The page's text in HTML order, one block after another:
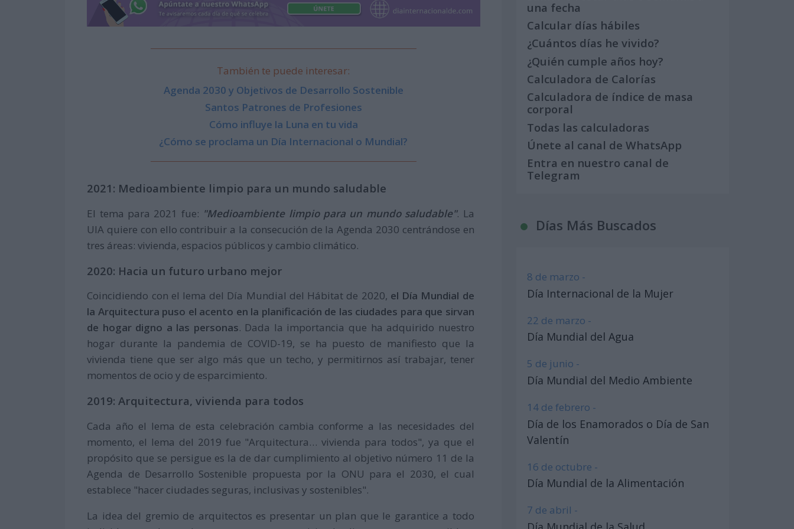
También te puede interesar:
Agenda 2030 y Objetivos de Desarrollo Sostenible
Santos Patrones de Profesiones
Cómo influye la Luna en tu vida
¿Cómo se proclama un Día Internacional o Mundial?
2021: Medioambiente limpio para un mundo saludable
El tema para 2021 fue: "Medioambiente limpio para un mundo saludable". La
UIA quiere con ello contribuir a la consecución de la Agenda 2030 centrándose en
tres áreas: vivienda, espacios públicos y cambio climático.
2020: Hacia un futuro urbano mejor
Coincidiendo con el lema del Día Mundial del Hábitat de 2020, el Día Mundial de
la Arquitectura puso el acento en la planificación de las ciudades para que sirvan
de hogar digno a las personas. Dada la importancia que ha adquirido nuestro
hogar durante la pandemia de COVID-19, se ha puesto de manifiesto que la
vivienda tiene que ser algo más que un techo, y permitirnos así trabajar, tener
momentos de ocio y de esparcimiento.
2019: Arquitectura, vivienda para todos
Cada año el lema de esta celebración cambia conforme a las necesidades del
momento, el lema del 2019 fue "Arquitectura… vivienda para todos", ya que el
propósito que se persigue es la de dar cumplimiento al objetivo número 11 de la
Agenda de Desarrollo Sostenible propuesta por la ONU para el 2030, el cual
establece "hacer ciudades seguras, inclusivas y sostenibles".
La idea del gremio de arquitectos es presentar un plan que le garantice a todo
una fecha
Calcular días hábiles
¿Cuántos días he vivido?
¿Quién cumple años hoy?
Calculadora de Calorías
Calculadora de índice de masa
corporal
Todas las calculadoras
Únete al canal de WhatsApp
Entra en nuestro canal de
Telegram
Días Más Buscados
8 de marzo -
Día Internacional de la Mujer
22 de marzo -
Día Mundial del Agua
5 de junio -
Día Mundial del Medio Ambiente
14 de febrero -
Día de los Enamorados o Día de San
Valentín
16 de octubre -
Día Mundial de la Alimentación
7 de abril -